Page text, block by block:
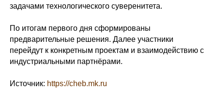
задачами технологического суверенитета.
По итогам первого дня сформированы
предварительные решения. Далее участники
перейдут к конкретным проектам и взаимодействию с
индустриальными партнёрами.
Источник: https://cheb.mk.ru